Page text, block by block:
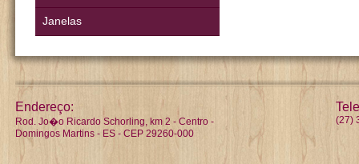
Janelas
Endereço:
Rod. Jo�o Ricardo Schorling, km 2 - Centro -
Domingos Martins - ES - CEP 29260-000
(27)